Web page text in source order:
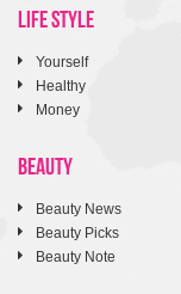
LIFE STYLE
Yourself
Healthy
Money
BEAUTY
Beauty News
Beauty Picks
Beauty Note